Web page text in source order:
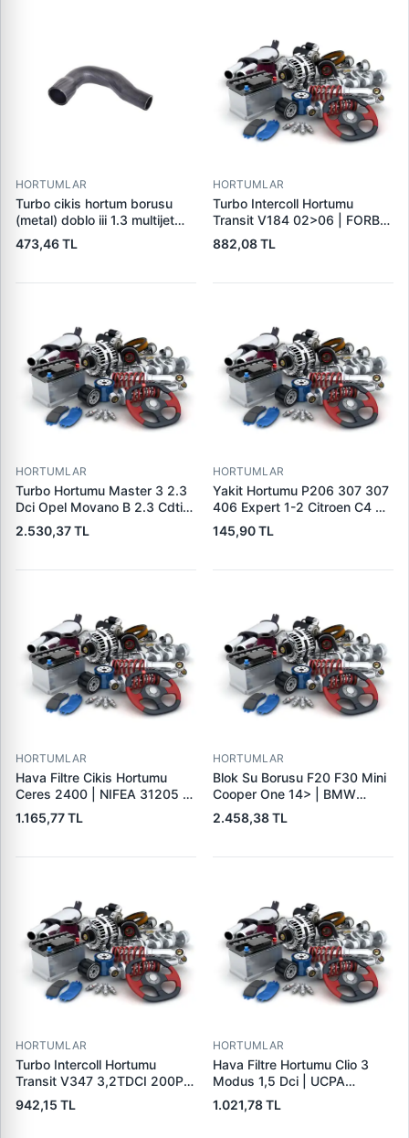
HORTUMLAR
Turbo cikis hortum borusu
(metal) doblo iii 1.3 multijet
09> 51984103 - 51812225
473,46 TL
HORTUMLAR
Turbo Intercoll Hortumu
Transit V184 02>06 | FORBO
FB71004 | OEM 2C16 6K683
AA 4494359
882,08 TL
HORTUMLAR
Turbo Hortumu Master 3 2.3
Dci Opel Movano B 2.3 Cdti
10> | UCPA 31H10194 | OEM
144605593R 144604965R
2.530,37 TL
HORTUMLAR
Yakit Hortumu P206 307 307
406 Expert 1-2 Citroen C4 C5
Jumpy Xsara 2.0 Hdi 99>07 |
WINTECH 0500208 | OEM
145,90 TL
HORTUMLAR
Hava Filtre Cikis Hortumu
Ceres 2400 | NIFEA 31205 |
OEM 0K68A13347
1.165,77 TL
HORTUMLAR
Blok Su Borusu F20 F30 Mini
Cooper One 14> | BMW
11118571141 | OEM
11118571141
2.458,38 TL
HORTUMLAR
Turbo Intercoll Hortumu
Transit V347 3,2TDCI 200PS
07>12 | FORBO FB71003 |
OEM 8C16 6C646 AC
942,15 TL
HORTUMLAR
Hava Filtre Hortumu Clio 3
Modus 1,5 Dci | UCPA
31P3002 | OEM
8200446868
1.021,78 TL